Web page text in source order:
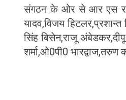
संगठन के ओर से आर एस
यादव,विजय
सिंह बिसेन,राजू अंबेडकर,दीपू
शर्मा,ओ0पी0 भारद्वाज,तरुण